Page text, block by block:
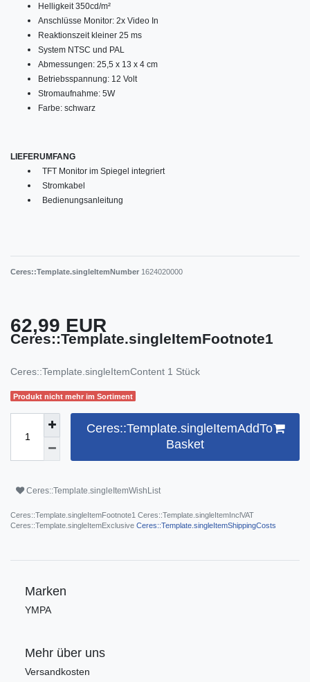
Helligkeit 350cd/m²
Anschlüsse Monitor: 2x Video In
Reaktionszeit kleiner 25 ms
System NTSC und PAL
Abmessungen: 25,5 x 13 x 4 cm
Betriebsspannung: 12 Volt
Stromaufnahme: 5W
Farbe: schwarz
LIEFERUMFANG
TFT Monitor im Spiegel integriert
Stromkabel
Bedienungsanleitung
Ceres::Template.singleItemNumber 1624020000
62,99 EUR
Ceres::Template.singleItemFootnote1
Ceres::Template.singleItemContent 1 Stück
Produkt nicht mehr im Sortiment
Ceres::Template.singleItemAddTo
Basket
Ceres::Template.singleItemWishList
Ceres::Template.singleItemFootnote1 Ceres::Template.singleItemInclVAT
Ceres::Template.singleItemExclusive Ceres::Template.singleItemShippingCosts
Marken
YMPA
Mehr über uns
Versandkosten